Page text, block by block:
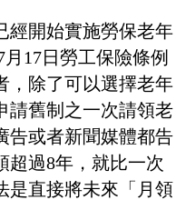
經開始實施勞保老年
17日勞工保險條例
，除了可以選擇老年
請舊制之一次請領老
告或者新聞媒體都告
超過8年，就比一次
是直接將未來「月領